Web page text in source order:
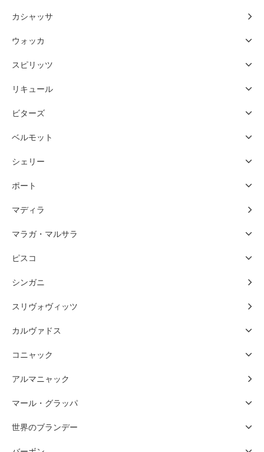
カシャッサ
ウォッカ
スピリッツ
リキュール
ビターズ
ベルモット
シェリー
ポート
マディラ
マラガ・マルサラ
ピスコ
シンガニ
スリヴォヴィッツ
カルヴァドス
コニャック
アルマニャック
マール・グラッパ
世界のブランデー